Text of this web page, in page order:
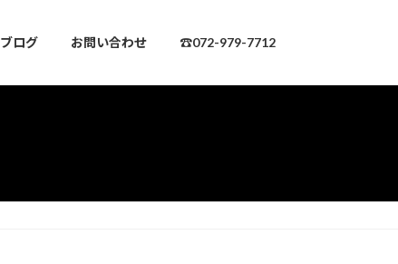
ブログ お問い合わせ ☎072-979-7712